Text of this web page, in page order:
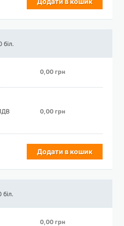
біл.
0,00 грн
0,00 грн
Додати в кошик
0,00 грн